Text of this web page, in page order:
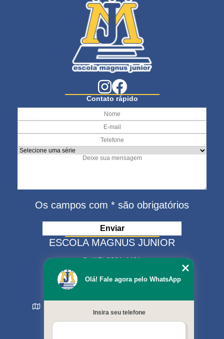
Contato rápido
Os campos com * são obrigatórios
ESCOLA MAGNUS JUNIOR
(15) 3321-4401
(15) 99630-9333
matriculas@escolamagnus.com.br
Sorocaba - SP - CEP: 18044-130
MENU
Olá! Fale agora pelo WhatsApp
Insira seu telefone